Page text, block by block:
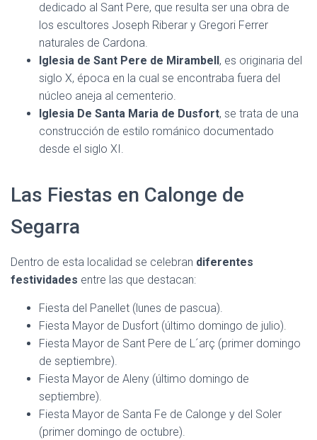
dedicado al Sant Pere, que resulta ser una obra de
los escultores Joseph Riberar y Gregori Ferrer
naturales de Cardona.
Iglesia de Sant Pere de Mirambell, es originaria del
siglo X, época en la cual se encontraba fuera del
núcleo aneja al cementerio.
Iglesia De Santa Maria de Dusfort, se trata de una
construcción de estilo románico documentado
desde el siglo XI.
Las Fiestas en Calonge de
Segarra
Dentro de esta localidad se celebran diferentes
festividades entre las que destacan:
Fiesta del Panellet (lunes de pascua).
Fiesta Mayor de Dusfort (último domingo de julio).
Fiesta Mayor de Sant Pere de L´arç (primer domingo
de septiembre).
Fiesta Mayor de Aleny (último domingo de
septiembre).
Fiesta Mayor de Santa Fe de Calonge y del Soler
(primer domingo de octubre).